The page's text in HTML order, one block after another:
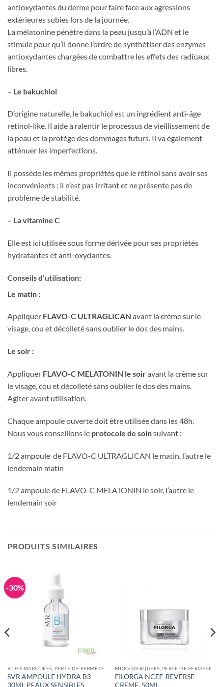
antioxydantes du derme pour faire face aux agressions
extérieures subies lors de la journée.
La mélatonine pénètre dans la peau jusqu’à l’ADN et le
stimule pour qu’il donne l’ordre de synthétiser des enzymes
antioxydantes chargées de combattre les effets des radicaux
libres.
– Le bakuchiol
D’origine naturelle, le bakuchiol est un ingrédient anti-âge
retinol-like. Il aide à ralentir le processus de vieillissement de
la peau et la protège des dommages futurs. Il va également
atténuer les imperfections.
Il possède les mêmes propriétés que le rétinol sans avoir ses
inconvénients : il n’est pas irritant et ne présente pas de
problème de stabilité.
– La vitamine C
Elle est ici utilisée sous forme dérivée pour ses propriétés
hydratantes et anti-oxydantes.
Conseils d’utilisation:
Le matin :
Appliquer FLAVO-C ULTRAGLICAN avant la crème sur le
visage, cou et décolleté sans oublier le dos des mains.
Le soir :
Appliquer FLAVO-C MELATONIN le soiravant la crème sur
le visage, cou et décolleté sans oublier le dos des mains.
Agiter avant utilisation.
Chaque ampoule ouverte doit être utilisée dans les 48h.
Nous vous conseillons le protocole de soinsuivant :
1/2 ampoule de FLAVO-C ULTRAGLICAN le matin, l’autre le
lendemain matin
1/2 ampoule de FLAVO-C MELATONIN le soir, l’autre le
lendemain soir
PRODUITS SIMILAIRES
-30%
RIDES MARQUÉES, PERTE DE FERMETÉ
SVR AMPOULE HYDRA B3
30ML PEAUX SENSIBLES
RIDES MARQUÉES, PERTE DE FERMETÉ
FILORGA NCEF-REVERSE
CREME, 50ML